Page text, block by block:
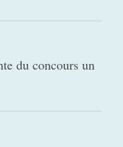
du concours un